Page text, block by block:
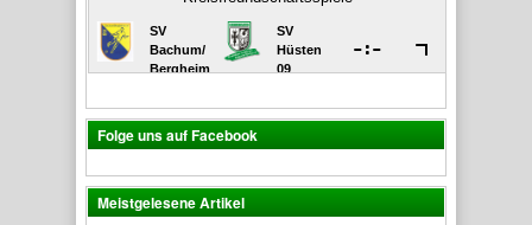
Folge uns auf Facebook
Meistgelesene Artikel